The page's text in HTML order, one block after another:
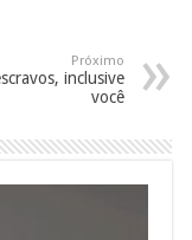
Próximo
inclusive
você